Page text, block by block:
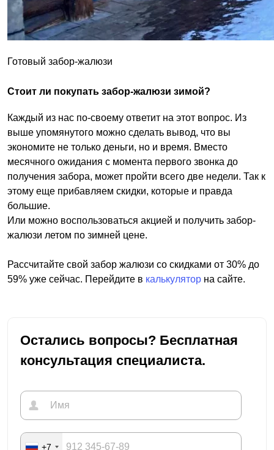
Готовый забор-жалюзи
Стоит ли покупать забор-жалюзи зимой?
Каждый из нас по-своему ответит на этот вопрос. Из
выше упомянутого можно сделать вывод, что вы
экономите не только деньги, но и время. Вместо
месячного ожидания с момента первого звонка до
получения забора, может пройти всего две недели. Так к
этому еще прибавляем скидки, которые и правда
большие.
Или можно воспользоваться акцией и получить забор-
жалюзи летом по зимней цене.
Рассчитайте свой забор жалюзи со скидками от 30% до
59% уже сейчас. Перейдите в калькулятор на сайте.
Остались вопросы? Бесплатная
консультация специалиста.
+7